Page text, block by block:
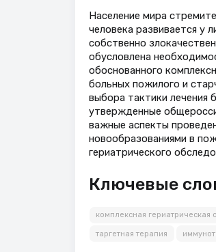
Население мира
человека развивается у
собственно
обусловлена
обоснованного
больных пожилого и
выбора тактики лечения
утвержденные
важные аспекты
новообразованиями в
гериатрического
Ключевые
комплексная гериатрическая
таргетная терапия